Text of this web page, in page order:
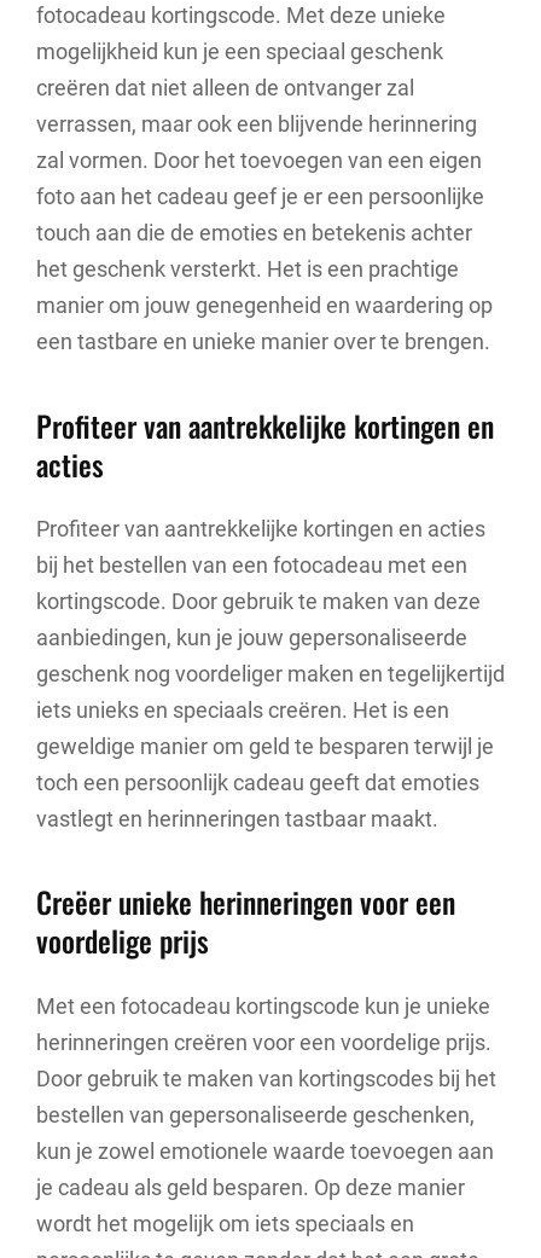
fotocadeau kortingscode. Met deze unieke
mogelijkheid kun je een speciaal geschenk
creëren dat niet alleen de ontvanger zal
verrassen, maar ook een blijvende herinnering
zal vormen. Door het toevoegen van een eigen
foto aan het cadeau geef je er een persoonlijke
touch aan die de emoties en betekenis achter
het geschenk versterkt. Het is een prachtige
manier om jouw genegenheid en waardering op
een tastbare en unieke manier over te brengen.
Profiteer van aantrekkelijke kortingen en
acties
Profiteer van aantrekkelijke kortingen en acties
bij het bestellen van een fotocadeau met een
kortingscode. Door gebruik te maken van deze
aanbiedingen, kun je jouw gepersonaliseerde
geschenk nog voordeliger maken en tegelijkertijd
iets unieks en speciaals creëren. Het is een
geweldige manier om geld te besparen terwijl je
toch een persoonlijk cadeau geeft dat emoties
vastlegt en herinneringen tastbaar maakt.
Creëer unieke herinneringen voor een
voordelige prijs
Met een fotocadeau kortingscode kun je unieke
herinneringen creëren voor een voordelige prijs.
Door gebruik te maken van kortingscodes bij het
bestellen van gepersonaliseerde geschenken,
kun je zowel emotionele waarde toevoegen aan
je cadeau als geld besparen. Op deze manier
wordt het mogelijk om iets speciaals en